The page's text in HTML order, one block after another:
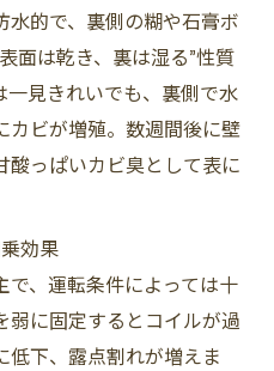
水的で、裏側の糊や石膏ボ
面は乾き、裏は湿る”性質
見きれいでも、裏側で水
カビが増殖。数週間後に壁
っぱいカビ臭として表に
効果
、運転条件によっては十
に固定するとコイルが過
下、露点割れが増えま